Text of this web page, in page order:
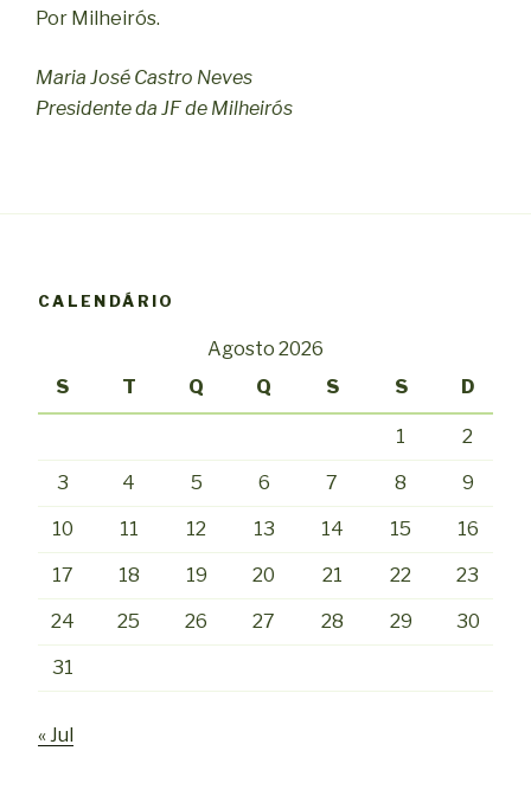
Por Milheirós.
Maria José Castro Neves
Presidente da JF de Milheirós
CALENDÁRIO
Agosto 2026
S
T Q Q S S D
1 2
3 4 5 6 7 8 9
10 11 12 13 14 15 16
17 18 19 20 21 22 23
24 25 26 27 28 29 30
31
« Jul